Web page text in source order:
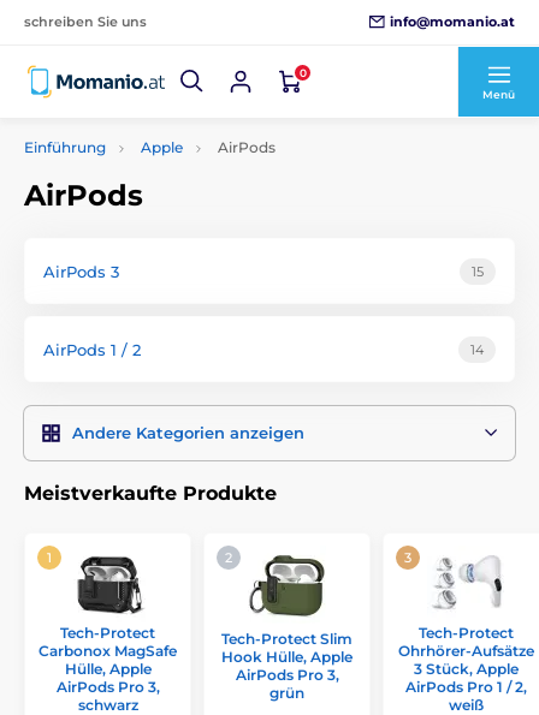
schreiben Sie uns info@momanio.at
0
Menü
Einführung Apple AirPods
AirPods
AirPods 3 15
AirPods 1 / 2 14
Andere Kategorien anzeigen
Meistverkaufte Produkte
Tech-Protect
Carbonox MagSafe
Hülle, Apple
AirPods Pro 3,
schwarz
Tech-Protect Slim
Hook Hülle, Apple
AirPods Pro 3,
grün
Tech-Protect
Ohrhörer-Aufsätze
3 Stück, Apple
AirPods Pro 1 / 2,
weiß